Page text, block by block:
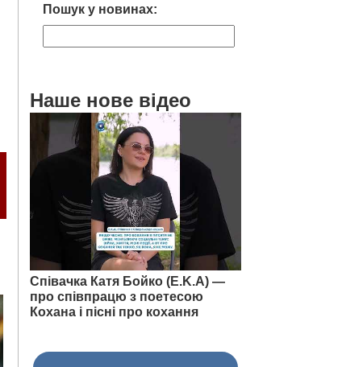
Пошук у новинах:
Наше нове відео
Співачка Катя Бойко (E.K.A) —
про співпрацю з поетесою
Кохана і пісні про кохання